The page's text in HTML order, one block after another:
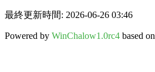
最終更新時間: 2026-06-26 03:46
Powered by WinChalow1.0rc4 based on